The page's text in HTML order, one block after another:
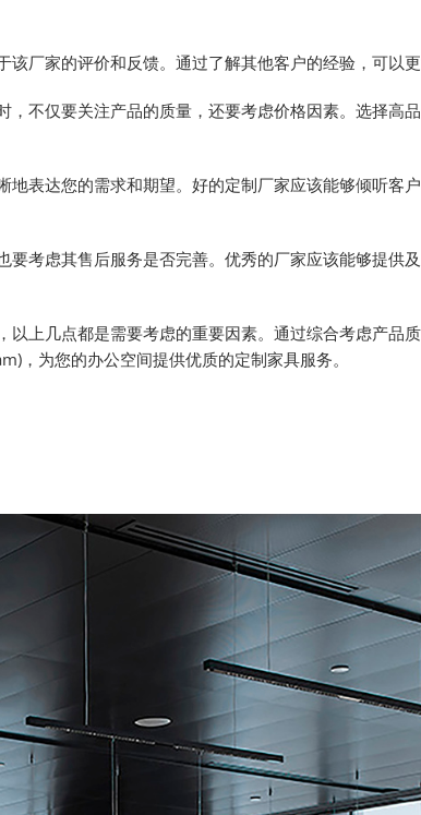
家的评价和反馈。通过了解其他客户的经验，可以更
不仅要关注产品的质量，还要考虑价格因素。选择高
表达您的需求和期望。好的定制厂家应该能够倾听客
考虑其售后服务是否完善。优秀的厂家应该能够提供
上几点都是需要考虑的重要因素。通过综合考虑产品
，为您的办公空间提供优质的定制家具服务。